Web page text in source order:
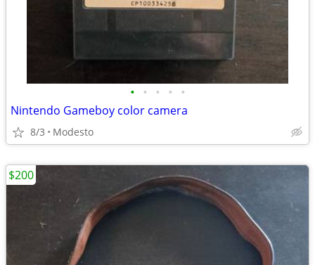
• • • • •
Nintendo Gameboy color camera
8/3 Modesto
$200